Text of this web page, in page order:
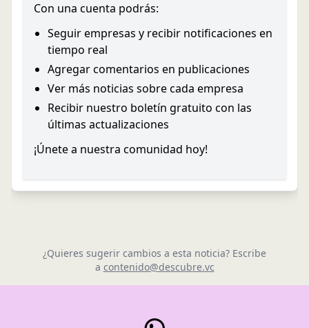
Con una cuenta podrás:
Seguir empresas y recibir notificaciones en
tiempo real
Agregar comentarios en publicaciones
Ver más noticias sobre cada empresa
Recibir nuestro boletín gratuito con las
últimas actualizaciones
¡Únete a nuestra comunidad hoy!
¿Quieres sugerir cambios a esta noticia? Escribe
a contenido@descubre.vc